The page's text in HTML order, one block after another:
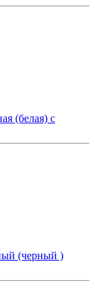
(белая) с
(черный )